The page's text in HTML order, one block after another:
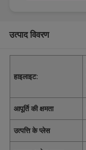
उत्पाद विवरण
हाइलाइट:
आपूर्ति की क्षमता
उत्पत्ति के प्लेस